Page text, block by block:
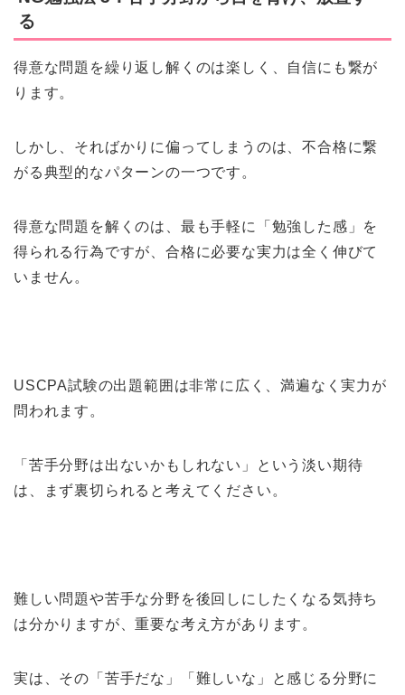
る
得意な問題を繰り返し解くのは楽しく、自信にも繋が
ります。
しかし、そればかりに偏ってしまうのは、不合格に繋
がる典型的なパターンの一つです。
得意な問題を解くのは、最も手軽に「勉強した感」を
得られる行為ですが、合格に必要な実力は全く伸びて
いません。
USCPA試験の出題範囲は非常に広く、満遍なく実力が
問われます。
「苦手分野は出ないかもしれない」という淡い期待
は、まず裏切られると考えてください。
難しい問題や苦手な分野を後回しにしたくなる気持ち
は分かりますが、重要な考え方があります。
実は、その「苦手だな」「難しいな」と感じる分野に